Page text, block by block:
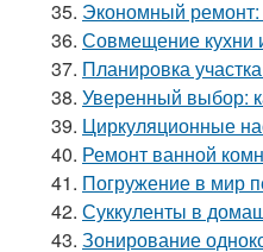
35. Экономный ремонт:
36. Совмещение кухни
37. Планировка
38. Уверенный выбор:
39. Циркуляционные
40. Ремонт ванной
41. Погружение в мир
42. Суккуленты в
43. Зонирование